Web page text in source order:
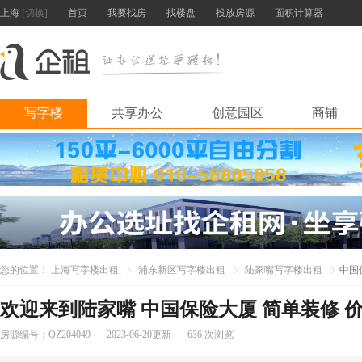
上海 [切换] 首页 我要找房 找楼盘 投放房源 面积计算器
写字楼 共享办公 创意园区 商铺
您的位置： 上海写字楼出租 浦东新区写字楼出租 陆家嘴写字楼出租 中国
欢迎来到陆家嘴 中国保险大厦 简单装修
房源编号：QZ204049 2023-06-20更新 636 次浏览